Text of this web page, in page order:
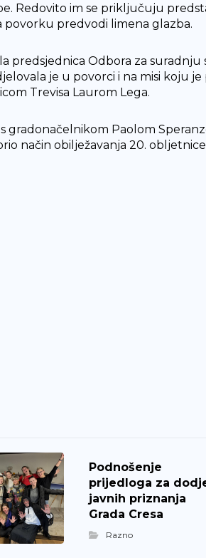
Redovito im se priključuju
predvodi limena glazba.
predsjednica Odbora za suradnju
je u povorci i na misi koju
Trevisa Laurom Lega.
gradonačelnikom Paolom
način obilježavanja 20.
Podnošenje
prijedloga za
javnih priznanja
Grada Cresa
Razno